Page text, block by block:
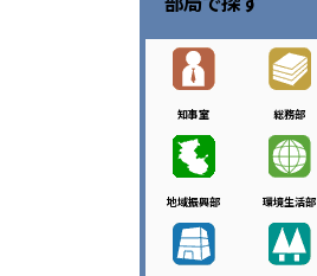
知事室 総務部
地域振興部 環境生活部